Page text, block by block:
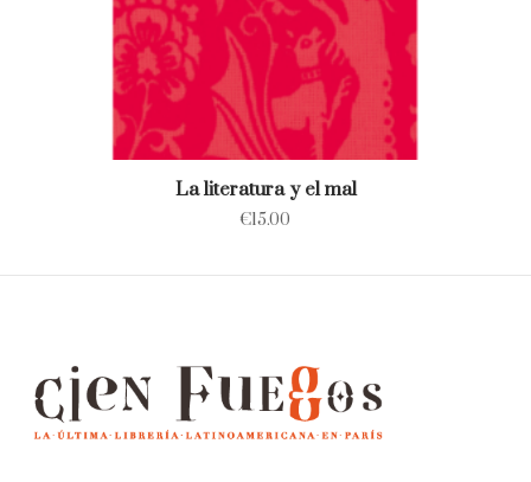
La literatura y el mal
€15.00